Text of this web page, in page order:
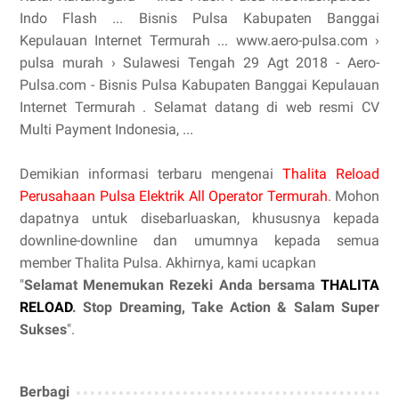
Indo Flash ... Bisnis Pulsa Kabupaten Banggai
Kepulauan Internet Termurah ... www.aero-pulsa.com ›
pulsa murah › Sulawesi Tengah 29 Agt 2018 - Aero-
Pulsa.com - Bisnis Pulsa Kabupaten Banggai Kepulauan
Internet Termurah . Selamat datang di web resmi CV
Multi Payment Indonesia, ...
Demikian informasi terbaru mengenai Thalita Reload
Perusahaan Pulsa Elektrik All Operator Termurah. Mohon
dapatnya untuk disebarluaskan, khususnya kepada
downline-downline dan umumnya kepada semua
member Thalita Pulsa. Akhirnya, kami ucapkan
"Selamat Menemukan Rezeki Anda bersama THALITA
RELOAD. Stop Dreaming, Take Action & Salam Super
Sukses".
Berbagi